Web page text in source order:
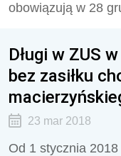
obowiązują w 28
Długi w ZUS
bez zasiłku
23 mar 2018
Od 1 stycznia